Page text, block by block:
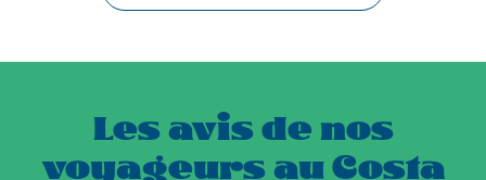
Les avis de nos
voyageurs au Costa